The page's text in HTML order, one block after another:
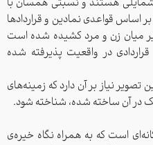
هستند و نسبتی همسان با
اساس قواعدی نمادین و قرارداد‌ها
میان زن و مرد کشیده شده است
در واقعیت پذیرفته شده
نیاز بر آن دارد که زمینه‌ها‌ی
در آن ساخته شده، شناخته شود.
است که به همراه نگاه خیره‌ی